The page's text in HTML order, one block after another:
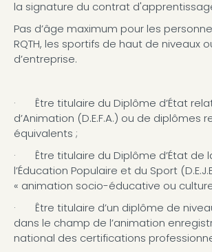
la signature du contrat
Pas d’âge maximum pour les
RQTH, les sportifs de haut de niveaux
d’entreprise.
· Être titulaire du Diplôme d’État
d’Animation (D.E.F.A.) ou de diplômes
équivalents ;
· Être titulaire du Diplôme d’État de
l’Éducation Populaire et du Sport
« animation socio-éducative ou
· Être titulaire d’un diplôme de
dans le champ de l’animation
national des certifications